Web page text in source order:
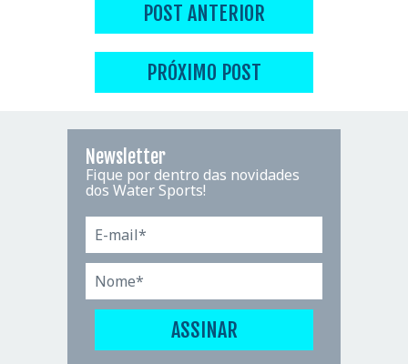
POST ANTERIOR
PRÓXIMO POST
Newsletter
Fique por dentro das novidades
dos Water Sports!